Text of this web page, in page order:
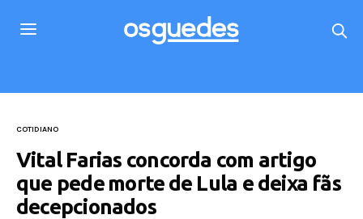
COTIDIANO
Vital Farias concorda com artigo
que pede morte de Lula e deixa fãs
decepcionados